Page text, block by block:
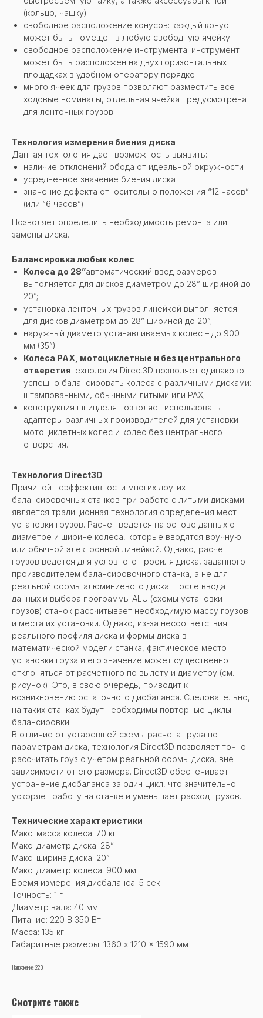
(кольцо, чашку)
свободное расположение конусов: каждый конус
может быть помещен в любую свободную ячейку
свободное расположение инструмента: инструмент
может быть расположен на двух горизонтальных
площадках в удобном оператору порядке
много ячеек для грузов позволяют разместить все
ходовые номиналы, отдельная ячейка предусмотрена
для ленточных грузов
Технология измерения биения диска
Данная технология дает возможность выявить:
наличие отклонений обода от идеальной окружности
усредненное значение биения диска
значение дефекта относительно положения “12 часов”
(или “6 часов”)
Позволяет определить необходимость ремонта или
замены диска.
Балансировка любых колес
Колеса до 28”автоматический ввод размеров
выполняется для дисков диаметром до 28” шириной до
20”;
установка ленточных грузов линейкой выполняется
для дисков диаметром до 28” шириной до 20”;
наружный диаметр устанавливаемых колес – до 900
мм (35”)
Колеса PAX, мотоциклетные и без центрального
отверстиятехнология Direct3D позволяет одинаково
успешно балансировать колеса с различными дисками:
штампованными, обычными литыми или PAX;
конструкция шпинделя позволяет использовать
адаптеры различных производителей для установки
мотоциклетных колес и колес без центрального
отверстия.
Технология Direct3D
Причиной неэффективности многих других
балансировочных станков при работе с литыми дисками
является традиционная технология определения мест
установки грузов. Расчет ведется на основе данных о
диаметре и ширине колеса, которые вводятся вручную
или обычной электронной линейкой. Однако, расчет
грузов ведется для условного профиля диска, заданного
производителем балансировочного станка, а не для
реальной формы алюминиевого диска. После ввода
данных и выбора программы ALU (схемы установки
грузов) станок рассчитывает необходимую массу грузов
и места их установки. Однако, из-за несоответствия
реального профиля диска и формы диска в
математической модели станка, фактическое место
установки груза и его значение может существенно
отклоняться от расчетного по вылету и диаметру (см.
рисунок). Это, в свою очередь, приводит к
возникновению остаточного дисбаланса. Следовательно,
на таких станках будут необходимы повторные циклы
балансировки.
В отличие от устаревшей схемы расчета груза по
параметрам диска, технология Direct3D позволяет точно
рассчитать груз с учетом реальной формы диска, вне
зависимости от его размера. Direct3D обеспечивает
устранение дисбаланса за один цикл, что значительно
ускоряет работу на станке и уменьшает расход грузов.
Технические характеристики
Макс. масса колеса: 70 кг
Макс. диаметр диска: 28”
Макс. ширина диска: 20”
Макс. диаметр колеса: 900 мм
Время измерения дисбаланса: 5 сек
Точность: 1 г
Диаметр вала: 40 мм
Питание: 220 В 350 Вт
Масса: 135 кг
Габаритные размеры: 1360 x 1210 x 1590 мм
Напряжение: 220
Смотрите также